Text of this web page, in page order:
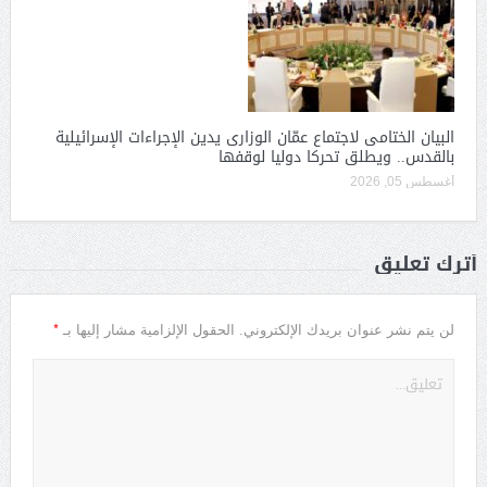
البيان الختامى لاجتماع عمّان الوزارى يدين الإجراءات الإسرائيلية
بالقدس.. ويطلق تحركا دوليا لوقفها
أغسطس 05, 2026
أترك تعليق
لن يتم نشر عنوان بريدك الإلكتروني. الحقول الإلزامية مشار إليها بـ *